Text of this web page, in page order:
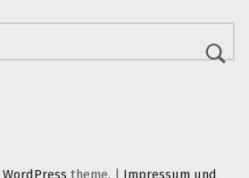
WordPress theme. | Impressum und